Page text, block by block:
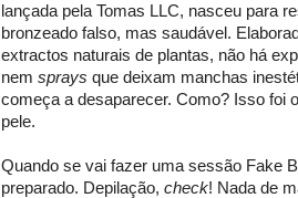
lançada pela Tomas LLC, nasceu para
bronzeado falso, mas saudável.
extractos naturais de plantas, não há
nem sprays que deixam manchas
começa a desaparecer. Como? Isso foi
pele.
Quando se vai fazer uma sessão Fake
preparado. Depilação, check! Nada de